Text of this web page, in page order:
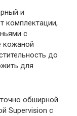
и
комплектации,
с
кожаной
до
для
обширной
Supervision с